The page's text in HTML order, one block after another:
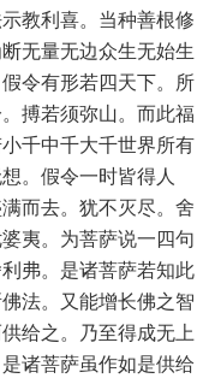
教利喜。当种善根修
无量无边众生无始生
令有形若四天下。所
搏若须弥山。而此福
千中千大千世界所有
。假令一时皆得人
而去。犹不灭尽。舍
夷。为菩萨说一四句
弗。是诸菩萨若知此
法。又能增长佛之智
给之。乃至得成无上
诸菩萨虽作如是供给